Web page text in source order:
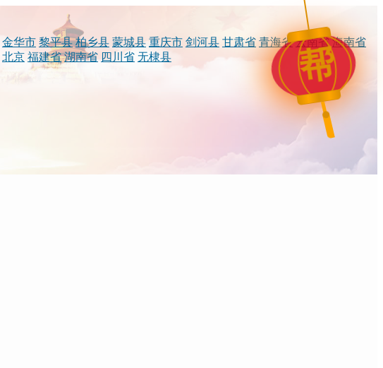
金华市 黎平县 柏乡县 蒙城县 重庆市 剑河县 甘肃省 青海省 云南省 海南省
北京 福建省 湖南省 四川省 无棣县
帮